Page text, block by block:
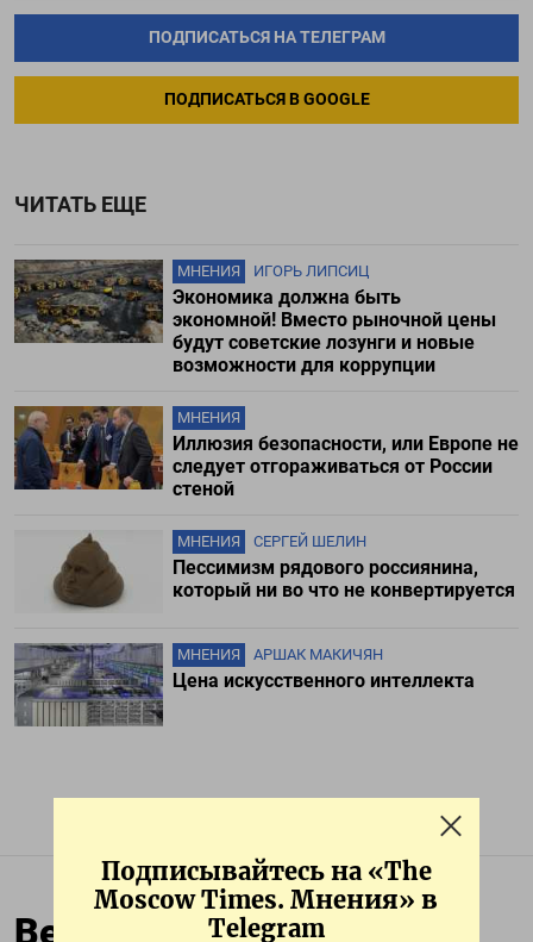
Подписывайтесь на «The
Moscow Times. Мнения» в
Telegram
ПОДПИСАТЬСЯ НА ТЕЛЕГРАМ
ПОДПИСАТЬСЯ В GOOGLE
ЧИТАТЬ ЕЩЕ
МНЕНИЯ ИГОРЬ ЛИПСИЦ
Экономика должна быть
экономной! Вместо рыночной цены
будут советские лозунги и новые
возможности для коррупции
МНЕНИЯ
Иллюзия безопасности, или Европе не
следует отгораживаться от России
стеной
МНЕНИЯ СЕРГЕЙ ШЕЛИН
Пессимизм рядового россиянина,
который ни во что не конвертируется
МНЕНИЯ АРШАК МАКИЧЯН
Цена искусственного интеллекта